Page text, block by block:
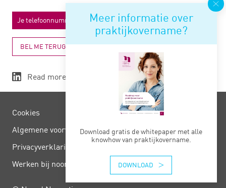
Meer informatie over
praktijkovername?
Download gratis de whitepaper met alle
knowhow van praktijkovername.
DOWNLOAD
BEL ME TERUG
Read more
Cookies
Algemene voorwaarden
Privacy­verklaring
Werken bij noord negentig